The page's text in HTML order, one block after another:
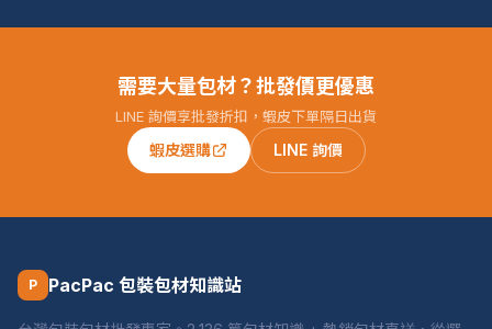
需要大量包材？批發價更優惠
LINE 詢價享批發折扣，蝦皮下單隔日出貨
蝦皮選購 LINE 詢價
P PacPac 包裝包材知識站